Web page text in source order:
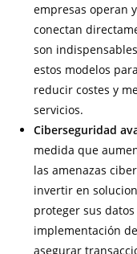
empresas operan
conectan
son
estos modelos
reducir costes y
servicios.
Ciberseguridad
medida que
las amenazas
invertir en
proteger sus
implementación
asegurar